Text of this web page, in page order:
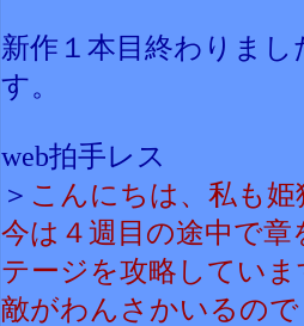
新作１本目終わりま
す。
web拍手レス
＞ こんにちは、私も
今は４週目の途中で
テージを攻略してい
敵がわんさかいるの